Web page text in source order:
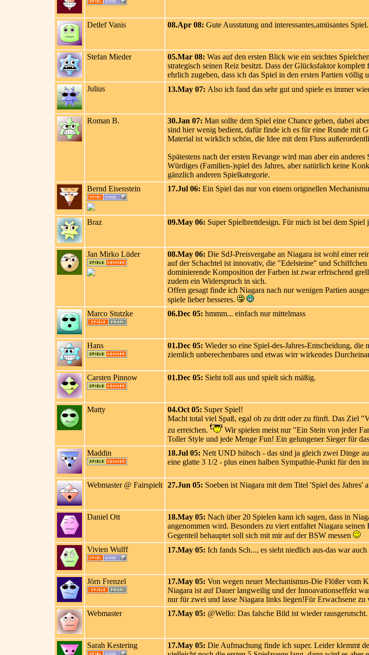
Detlef Vanis 08.Apr 08: Gute Ausstatung und interessantes,amüsantes Spiel.
Stefan Mieder 05.Mar 08: Was auf den ersten Blick wie ein seichtes
strategisch seinen Reiz besitzt. Dass der Glücksfaktor
ehrlich zugeben, dass ich das Spiel in den ersten Partien völlig
Julius
13.May 07: Also ich fand das sehr gut und spiele es immer
Roman B. 30.Jan 07: Man sollte dem Spiel eine Chance geben, dabei
sind hier wenig bedient, dafür finde ich es für eine Runde mit
Material ist wirklich schön, die Idee mit dem Fluss
Spätestens nach der ersten Revange wird man aber ein
Würdiges (Familien-)spiel des Jahres, aber natürlich keine
gänzlich anderen Spielkategorie.
Bernd Eisenstein
17.Jul 06: Ein Spiel das nur von einem originellen
Braz 09.May 06: Super Spielbrettdesign. Für mich ist bei dem Spiel
Jan Mirko Lüder 08.May 06: Die SdJ-Preisvergabe an Niagara ist wohl einer
auf der Schachtel ist innovativ, die "Edelsteine" und
dominierende Komposition der Farben ist zwar erfrischend
zudem ein Widerspruch in sich.
Offen gesagt finde ich Niagara nach nur wenigen Partien
spiele lieber besseres.
Marco Stutzke
06.Dec 05: hmmm... einfach nur mittelmass
Hans 01.Dec 05: Wieder so eine Spiel-des-Jahres-Entscheidung,
ziemlich unberechenbares und etwas wirr wirkendes
Carsten Pinnow 01.Dec 05: Sieht toll aus und spielt sich mäßig.
Matty 04.Oct 05: Super Spiel!
Macht total viel Spaß, egal ob zu dritt oder zu fünft. Das Ziel
zu erreichen.
Wir spielen meist nur "Ein Stein von jeder
Toller Style und jede Menge Fun! Ein gelungener Sieger für
Maddin
18.Jul 05: Nett UND hübsch - das sind ja gleich zwei Dinge
eine glatte 3 1/2 - plus einen halben Sympathie-Punkt für den
Webmaster @ Fairspielt 27.Jun 05: Soeben ist Niagara mit dem Titel 'Spiel des
Daniel Ott 18.May 05: Nach über 20 Spielen kann ich sagen, dass in
angenommen wird. Besonders zu viert entfaltet Niagara
Gegenteil behauptet soll sich mit mir auf der BSW messen
Vivien Wulff
17.May 05: Ich fands Sch..., es sieht niedlich aus-das war auch
Jörn Frenzel 17.May 05: Von wegen neuer Mechanismus-Die Flößer vom
Niagara ist auf Dauer langweilig und der Innoavationseffekt
nur für zwei und lasse Niagara links liegen!Für Erwachsene
Webmaster
17.May 05: @Wello: Das falsche Bild ist wieder
Sarah Kestering 17.May 05: Die Aufmachung finde ich super. Leider klemmt